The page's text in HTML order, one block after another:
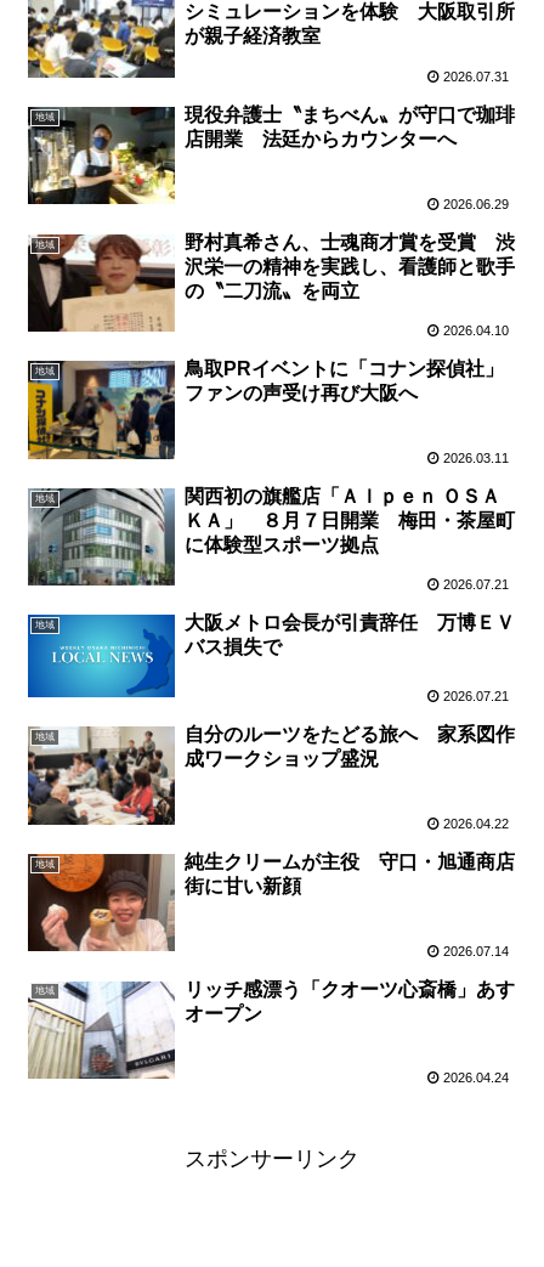
シミュレーションを体験 大阪取引所
が親子経済教室
2026.07.31
地域
現役弁護士〝まちべん〟が守口で珈琲
店開業 法廷からカウンターへ
2026.06.29
地域
野村真希さん、士魂商才賞を受賞 渋
沢栄一の精神を実践し、看護師と歌手
の〝二刀流〟を両立
2026.04.10
地域
鳥取PRイベントに「コナン探偵社」
ファンの声受け再び大阪へ
2026.03.11
地域
関西初の旗艦店「Ａｌｐｅｎ ＯＳＡ
ＫＡ」 ８月７日開業 梅田・茶屋町
に体験型スポーツ拠点
2026.07.21
地域
大阪メトロ会長が引責辞任 万博ＥＶ
バス損失で
2026.07.21
地域
自分のルーツをたどる旅へ 家系図作
成ワークショップ盛況
2026.04.22
地域
純生クリームが主役 守口・旭通商店
街に甘い新顔
2026.07.14
地域
リッチ感漂う「クオーツ心斎橋」あす
オープン
2026.04.24
スポンサーリンク